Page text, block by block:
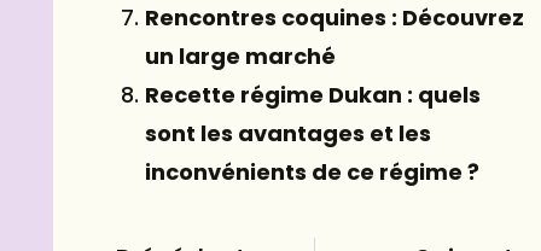
Rencontres coquines : Découvrez
un large marché
Recette régime Dukan : quels
sont les avantages et les
inconvénients de ce régime ?